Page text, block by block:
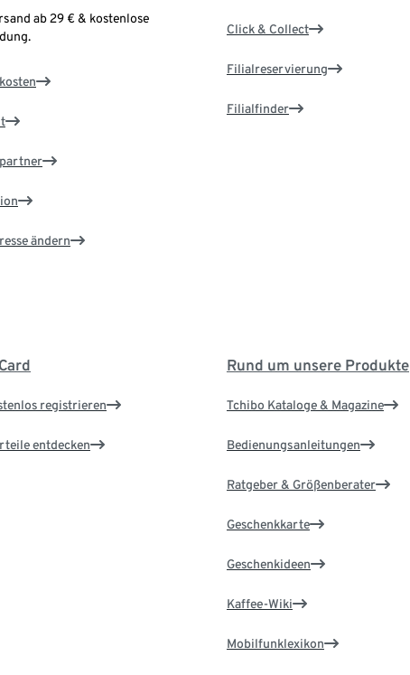
ab 29 € & kostenlose
ändern
Click & Collect
Filialreservierung
Filialfinder
registrieren
entdecken
Rund um unsere Produkte
Tchibo Kataloge & Magazine
Bedienungsanleitungen
Ratgeber & Größenberater
Geschenkkarte
Geschenkideen
Kaffee-Wiki
Mobilfunklexikon